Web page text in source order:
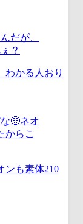
わかる人おり
ンも素体210